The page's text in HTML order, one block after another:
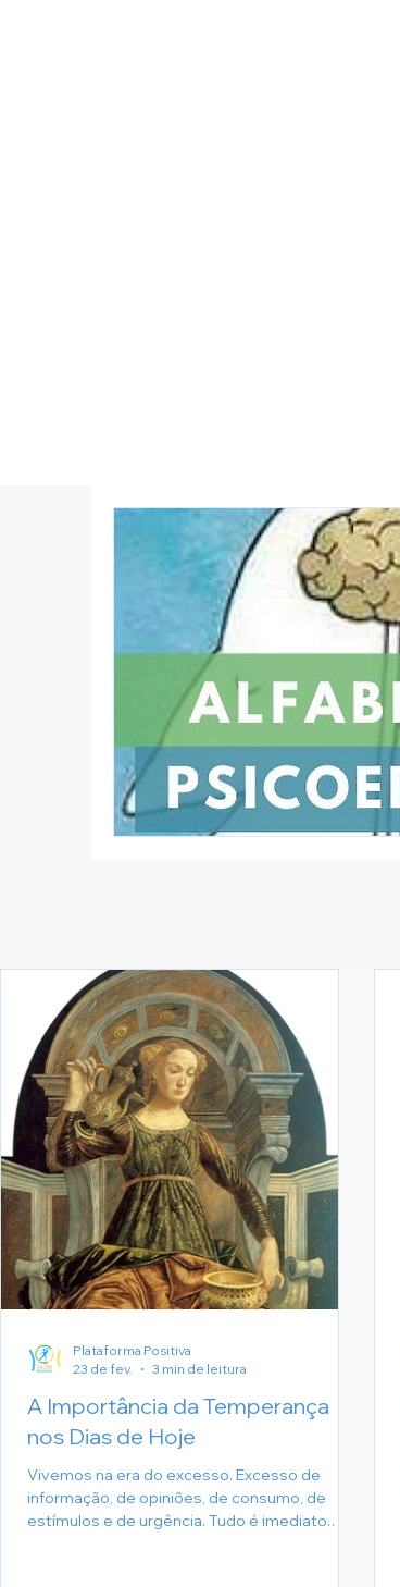
A Importância da Temperança
nos Dias de Hoje
Vivemos na era do excesso. Excesso de
informação, de opiniões, de consumo, de
estímulos e de urgência. Tudo é imediato.
Plataforma Positiva
23 de fev.
3 min de leitura